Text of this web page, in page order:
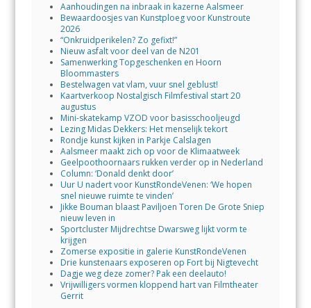
Aanhoudingen na inbraak in kazerne Aalsmeer
Bewaardoosjes van Kunstploeg voor Kunstroute
2026
“Onkruidperikelen? Zo gefixt!”
Nieuw asfalt voor deel van de N201
Samenwerking Topgeschenken en Hoorn
Bloommasters
Bestelwagen vat vlam, vuur snel geblust!
Kaartverkoop Nostalgisch Filmfestival start 20
augustus
Mini-skatekamp VZOD voor basisschooljeugd
Lezing Midas Dekkers: Het menselijk tekort
Rondje kunst kijken in Parkje Calslagen
Aalsmeer maakt zich op voor de Klimaatweek
Geelpoothoornaars rukken verder op in Nederland
Column: ‘Donald denkt door’
Uur U nadert voor KunstRondeVenen: ‘We hopen
snel nieuwe ruimte te vinden’
Jikke Bouman blaast Paviljoen Toren De Grote Sniep
nieuw leven in
Sportcluster Mijdrechtse Dwarsweg lijkt vorm te
krijgen
Zomerse expositie in galerie KunstRondeVenen
Drie kunstenaars exposeren op Fort bij Nigtevecht
Dagje weg deze zomer? Pak een deelauto!
Vrijwilligers vormen kloppend hart van Filmtheater
Gerrit